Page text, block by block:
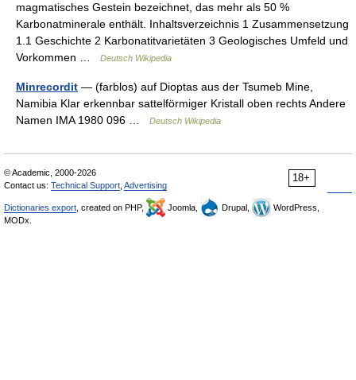
magmatisches Gestein bezeichnet, das mehr als 50 %
Karbonatminerale enthält. Inhaltsverzeichnis 1 Zusammensetzung
1.1 Geschichte 2 Karbonatitvarietäten 3 Geologisches Umfeld und
Vorkommen …
Deutsch Wikipedia
Minrecordit — (farblos) auf Dioptas aus der Tsumeb Mine,
Namibia Klar erkennbar sattelförmiger Kristall oben rechts Andere
Namen IMA 1980 096 …
Deutsch Wikipedia
18+
© Academic, 2000-2026
Contact us: Technical Support Advertising
Dictionaries export , created on PHP, Joomla, Drupal,
WordPress,
MODx.